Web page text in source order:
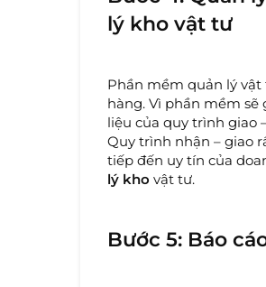
lý kho vật tư
Phần mềm quản lý
hàng. Vì phần mềm
liệu của quy trình giao
Quy trình nhận – giao
tiếp đến uy tín của
lý kho vật tư.
Bước 5: Báo